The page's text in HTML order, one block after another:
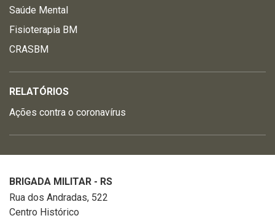
Saúde Mental
Fisioterapia BM
CRASBM
RELATÓRIOS
Ações contra o coronavírus
BRIGADA MILITAR - RS
Rua dos Andradas, 522
Centro Histórico